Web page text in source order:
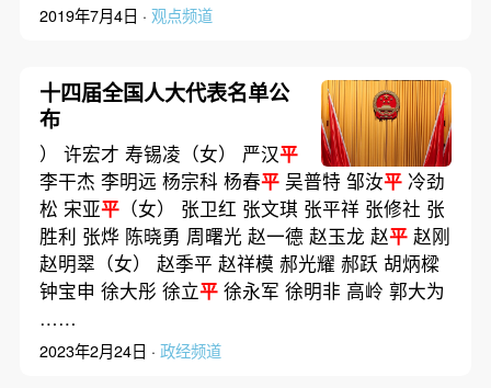
2019年7月4日 · 观点频道
十四届全国人大代表名单公
布
） 许宏才 寿锡凌（女） 严汉平
李干杰 李明远 杨宗科 杨春平吴普特 邹汝平冷劲
松 宋亚平（女） 张卫红 张文琪 张平祥 张修社 张
胜利 张烨 陈晓勇 周曙光 赵一德 赵玉龙 赵平赵刚
赵明翠（女） 赵季平 赵祥模 郝光耀 郝跃 胡炳樑
钟宝申 徐大彤 徐立平徐永军 徐明非 高岭 郭大为
……
2023年2月24日 · 政经频道